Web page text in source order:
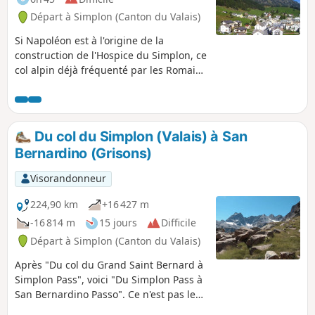
dénivelé. Voir $ infos pratiques
Départ à Simplon (Canton du Valais)
Si Napoléon est à l'origine de la
construction de l'Hospice du Simplon, ce
col alpin déjà fréquenté par les Romains
siècle, Kaspar Stockalper y avait
développé un sentier muletier. De
l'Hospice du Simplon jusqu'à Simplon
Dorf et Gabi, vous emprunterez ce
chemin baptisé Stockalperweg. Après
Gabi, en franchissant le passage de
Furggu, vous descendrez dans le vallon
encaissé de Zwischbergen.
Du col du Simplon (Valais) à San
Bernardino (Grisons)
Visorandonneur
224,90 km
+16 427 m
-16 814 m
15 jours
Difficile
Départ à Simplon (Canton du Valais)
Après "Du col du Grand Saint Bernard à
Simplon Pass", voici "Du Simplon Pass à
San Bernardino Passo". Ce n'est pas le